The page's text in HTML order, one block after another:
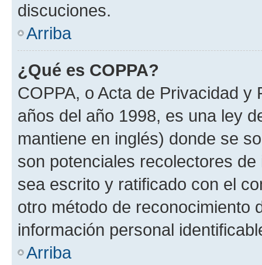
discuciones.
Arriba
¿Qué es COPPA?
COPPA, o Acta de Privacidad
años del año 1998, es una ley
mantiene en inglés) donde se
son potenciales recolectores
sea escrito y ratificado con el
otro método de reconocimiento
información personal
Arriba